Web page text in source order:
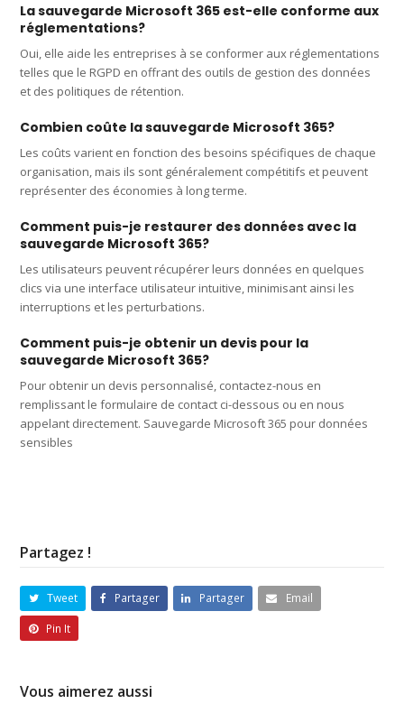
La sauvegarde Microsoft 365 est-elle conforme aux
réglementations?
Oui, elle aide les entreprises à se conformer aux réglementations
telles que le RGPD en offrant des outils de gestion des données
et des politiques de rétention.
Combien coûte la sauvegarde Microsoft 365?
Les coûts varient en fonction des besoins spécifiques de chaque
organisation, mais ils sont généralement compétitifs et peuvent
représenter des économies à long terme.
Comment puis-je restaurer des données avec la
sauvegarde Microsoft 365?
Les utilisateurs peuvent récupérer leurs données en quelques
clics via une interface utilisateur intuitive, minimisant ainsi les
interruptions et les perturbations.
Comment puis-je obtenir un devis pour la
sauvegarde Microsoft 365?
Pour obtenir un devis personnalisé, contactez-nous en
remplissant le formulaire de contact ci-dessous ou en nous
appelant directement. Sauvegarde Microsoft 365 pour données
sensibles
Partagez !
Tweet Partager Partager
Email
Pin It
Vous aimerez aussi